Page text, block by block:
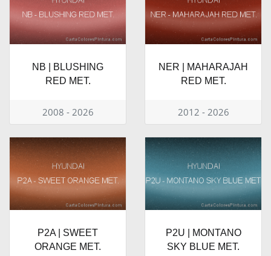
NB | BLUSHING
RED MET.
2008 - 2026
NER | MAHARAJAH
RED MET.
2012 - 2026
P2A | SWEET
ORANGE MET.
P2U | MONTANO
SKY BLUE MET.